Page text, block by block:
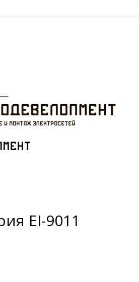
EI-9011